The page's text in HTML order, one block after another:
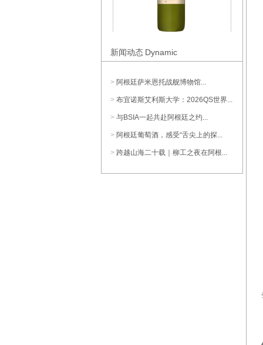
新闻动态 Dynamic
> 阿根廷萨米恩托战舰博物馆...
> 布宜诺斯艾利斯大学：2026QS世界...
> 与BSIA一起共赴阿根廷之约...
> 阿根廷葡萄酒，感受“舌尖上的探...
> 跨越山海二十载｜柳工之夜在阿根...